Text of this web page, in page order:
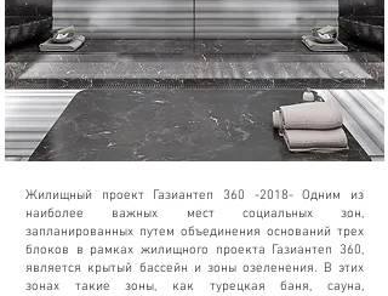
Жилищный проект Газиантеп 360 -2018- Одним из
наиболее важных мест социальных зон,
запланированных путем объединения оснований трех
блоков в рамках жилищного проекта Газиантеп 360,
является крытый бассейн и зоны озеленения. В этих
зонах такие зоны, как турецкая баня, сауна,